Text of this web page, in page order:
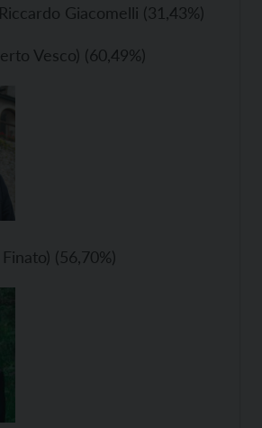
Giacomelli (31,43%)
Vesco) (60,49%)
(56,70%)